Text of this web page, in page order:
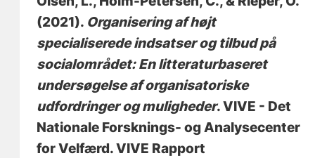
(2021). Organisering af højt
specialiserede indsatser og tilbud på
socialområdet: En litteraturbaseret
undersøgelse af organisatoriske
udfordringer og muligheder. VIVE - Det
Nationale Forsknings- og Analysecenter
for Velfærd. VIVE Rapport